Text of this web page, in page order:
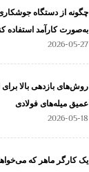
چگونه از دستگاه
به‌صورت کارآمد استفاده
2026-05-27
روش‌های بازدهی بالا
عمیق میله‌های فولادی
2026-05-18
یک کارگر ماهر که